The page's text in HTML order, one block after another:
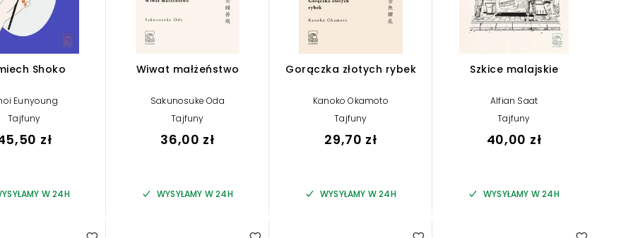
Shoko
Eunyoung
Tajfuny
zł
W 24H
Wiwat małżeństwo
Sakunosuke Oda
Tajfuny
36,00 zł
WYSYŁAMY W 24H
Gorączka złotych rybek
Kanoko Okamoto
Tajfuny
29,70 zł
WYSYŁAMY W 24H
Szkice malajskie
Alfian Saat
Tajfuny
40,00 zł
WYSYŁAMY W 24H